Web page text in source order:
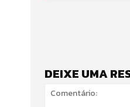
DEIXE UMA